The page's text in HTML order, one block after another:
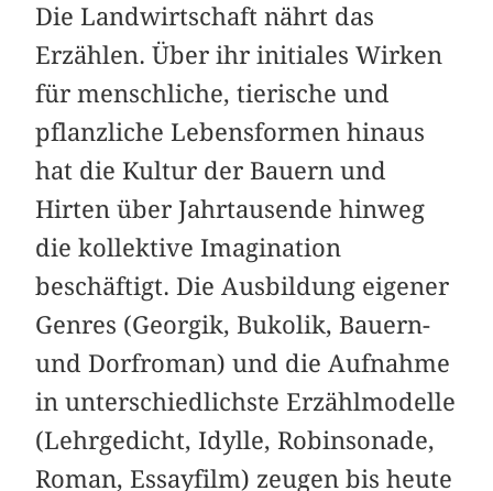
Die Landwirtschaft nährt das
Erzählen. Über ihr initiales Wirken
für menschliche, tierische und
pflanzliche Lebensformen hinaus
hat die Kultur der Bauern und
Hirten über Jahrtausende hinweg
die kollektive Imagination
beschäftigt. Die Ausbildung eigener
Genres (Georgik, Bukolik, Bauern-
und Dorfroman) und die Aufnahme
in unterschiedlichste Erzählmodelle
(Lehrgedicht, Idylle, Robinsonade,
Roman, Essayfilm) zeugen bis heute